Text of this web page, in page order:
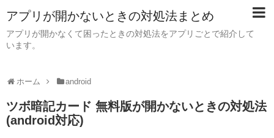
アプリが開かないときの対処法まとめ
アプリが開かなくて困ったときの対処法をアプリごとで紹介して
います。
ホーム android
ツボ暗記カード 無料版が開かないときの対処法
(android対応)